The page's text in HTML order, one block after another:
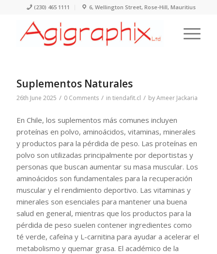
(230) 465 1111 6, Wellington Street, Rose-Hill, Mauritius
Suplementos Naturales
26th June 2025 / 0 Comments / in tiendafit.cl / byAmeer Jackaria
En Chile, los suplementos más comunes incluyen
proteínas en polvo, aminoácidos, vitaminas, minerales
y productos para la pérdida de peso. Las proteínas en
polvo son utilizadas principalmente por deportistas y
personas que buscan aumentar su masa muscular. Los
aminoácidos son fundamentales para la recuperación
muscular y el rendimiento deportivo. Las vitaminas y
minerales son esenciales para mantener una buena
salud en general, mientras que los productos para la
pérdida de peso suelen contener ingredientes como
té verde, cafeína y L-carnitina para ayudar a acelerar el
metabolismo y quemar grasa. El académico de la